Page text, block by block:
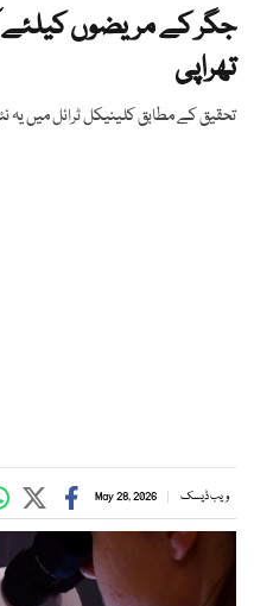
جگر کے مریضوں کیلئے
تھراپی
تحقیق کے مطابق کلینیکل ٹرائل میں یہ
ویب ڈیسک May 28, 2026